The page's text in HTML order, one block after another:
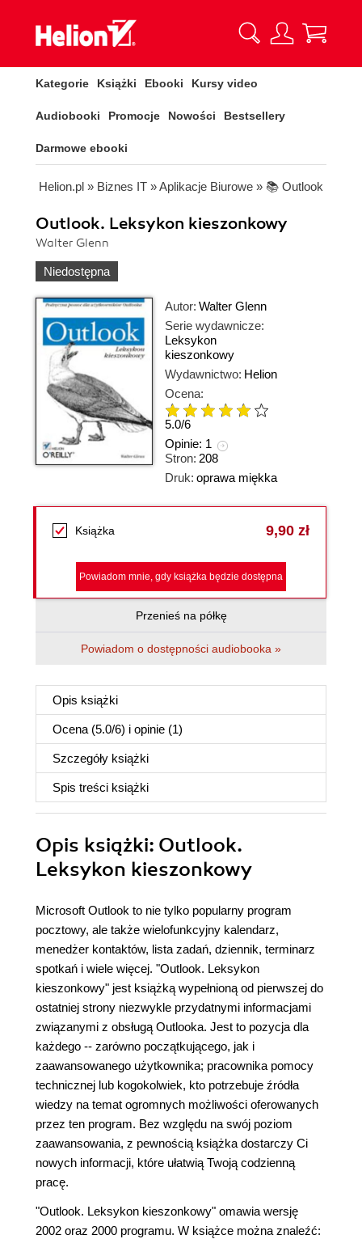
Kategorie Książki Ebooki Kursy video
Audiobooki Promocje Nowości Bestsellery
Darmowe ebooki
Helion.pl » Biznes IT »Aplikacje Biurowe » 📚 Outlook
Outlook. Leksykon kieszonkowy
Walter Glenn
Niedostępna
Autor: Walter Glenn
Serie wydawnicze:
Leksykon
kieszonkowy
Wydawnictwo: Helion
Ocena:
5.0/6
Opinie: 1
Stron: 208
Druk: oprawa miękka
Książka 9,90 zł
Powiadom mnie, gdy książka będzie dostępna
Przenieś na półkę
Powiadom o dostępności audiobooka »
Opis książki
Ocena (5.0/6) i opinie (1)
Szczegóły książki
Spis treści książki
Opis książki: Outlook.
Leksykon kieszonkowy
Microsoft Outlook to nie tylko popularny program
pocztowy, ale także wielofunkcyjny kalendarz,
menedżer kontaktów, lista zadań, dziennik, terminarz
spotkań i wiele więcej. "Outlook. Leksykon
kieszonkowy" jest książką wypełnioną od pierwszej do
ostatniej strony niezwykle przydatnymi informacjami
związanymi z obsługą Outlooka. Jest to pozycja dla
każdego -- zarówno początkującego, jak i
zaawansowanego użytkownika; pracownika pomocy
technicznej lub kogokolwiek, kto potrzebuje źródła
wiedzy na temat ogromnych możliwości oferowanych
przez ten program. Bez względu na swój poziom
zaawansowania, z pewnością książka dostarczy Ci
nowych informacji, które ułatwią Twoją codzienną
pracę.
"Outlook. Leksykon kieszonkowy" omawia wersję
2002 oraz 2000 programu. W książce można znaleźć: